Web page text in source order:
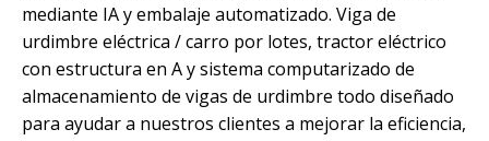
mediante IA y embalaje automatizado. Viga de
urdimbre eléctrica / carro por lotes, tractor eléctrico
con estructura en Aysistema computarizado de
almacenamiento de vigas de urdimbre todo diseñado
para ayudar a nuestros clientes a mejorar la eficiencia,